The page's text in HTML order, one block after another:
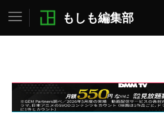
もしも編集部